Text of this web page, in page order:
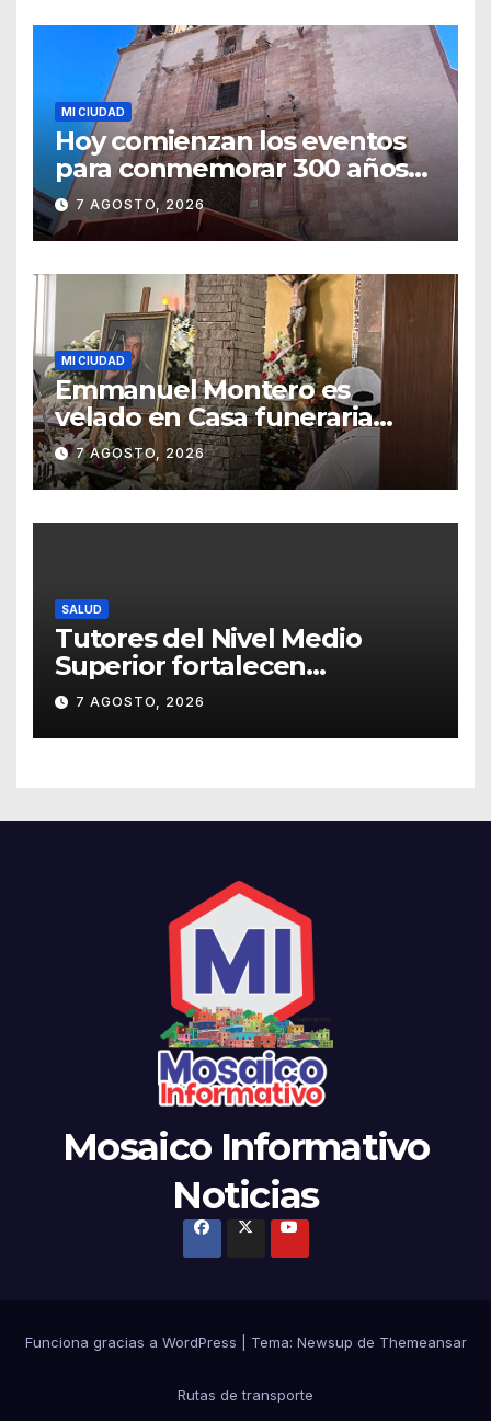
MI CIUDAD
Hoy comienzan los eventos
para conmemorar 300 años
del templo de San Roque
7 AGOSTO, 2026
MI CIUDAD
Emmanuel Montero es
velado en Casa funeraria
Forasté
7 AGOSTO, 2026
SALUD
Tutores del Nivel Medio
Superior fortalecen
estrategias para la
prevención de la violencia en
el noviazgo
7 AGOSTO, 2026
Mosaico Informativo
Noticias
Funciona gracias a WordPress Tema: Newsup de Themeansar
Rutas de transporte